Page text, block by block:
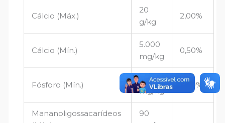
Cálcio (Máx.)
20
g/kg
2,00%
Cálcio (Mín.)
5.000
mg/kg
0,50%
Fósforo (Mín.)
5.000
mg/kg
0,50%
Mananoligossacarídeos
90